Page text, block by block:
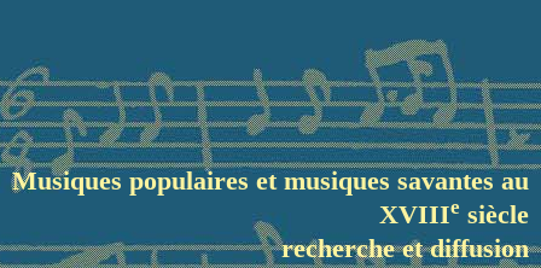
Musiques populaires et musiques savantes au
XVIIIe siècle
recherche et diffusion